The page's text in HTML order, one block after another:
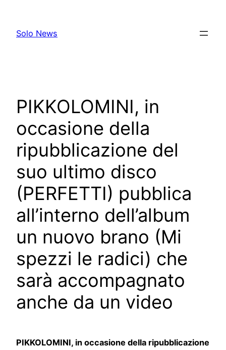
content
Solo News
PIKKOLOMINI, in
occasione della
ripubblicazione del
suo ultimo disco
(PERFETTI) pubblica
all’interno dell’album
un nuovo brano (Mi
spezzi le radici) che
sarà accompagnato
anche da un video
PIKKOLOMINI, in occasione della ripubblicazione